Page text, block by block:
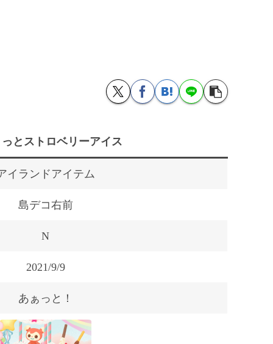
とストロベリーアイス
イランドアイテム
島デコ右前
N
2021/9/9
あぁっと！